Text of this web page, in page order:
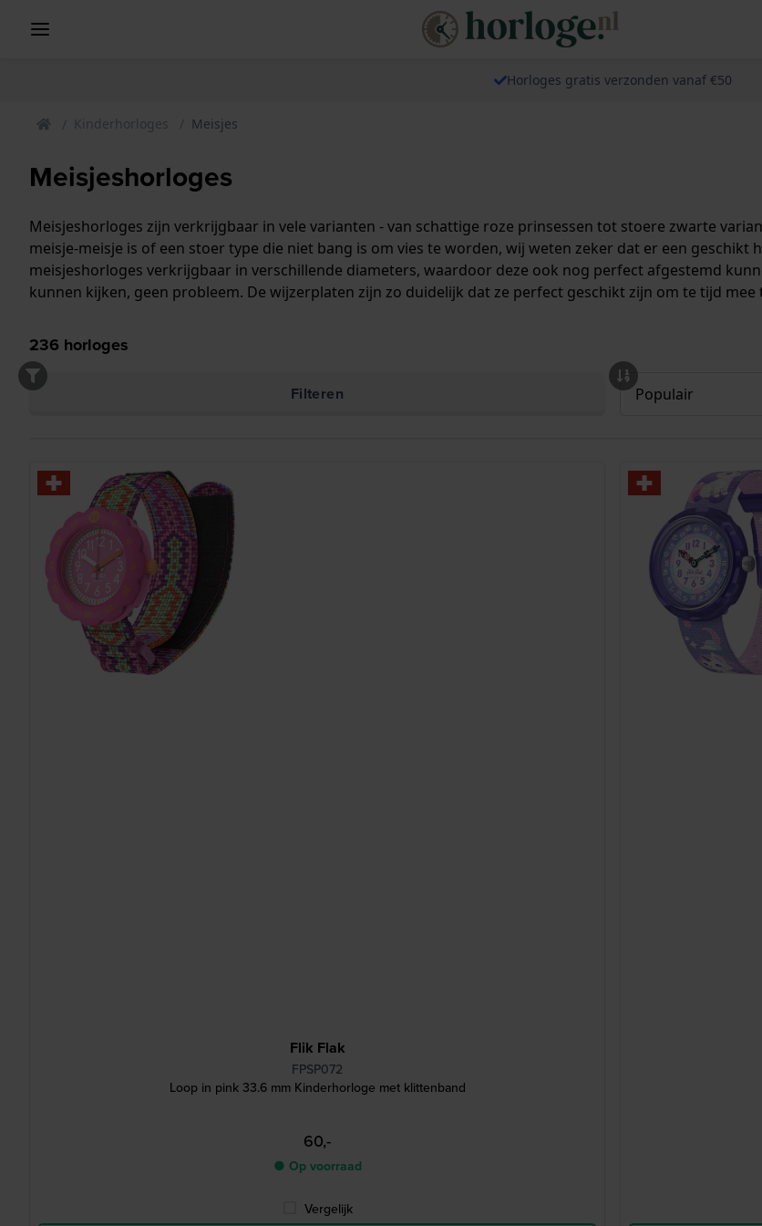
Horloges gratis verzonden vanaf €50
Kinderhorloges Meisjes
Meisjeshorloges
Meisjeshorloges zijn verkrijgbaar in vele varianten - van schattige roze prinsessen tot stoere zwarte
meisje-meisje is of een stoer type die niet bang is om vies te worden, wij weten zeker dat er een geschikt
meisjeshorloges verkrijgbaar in verschillende diameters, waardoor deze ook nog perfect afgestemd
kunnen kijken, geen probleem. De wijzerplaten zijn zo duidelijk dat ze perfect geschikt zijn om te tijd mee
236 horloges
Filteren
Flik Flak
FPSP072
Loop in pink 33.6 mm Kinderhorloge met klittenband
60,-
● Op voorraad
Vergelijk